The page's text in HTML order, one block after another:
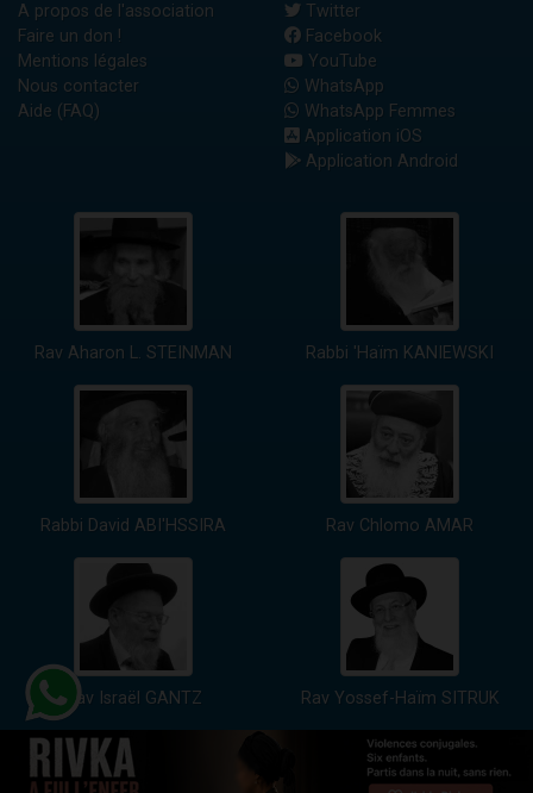
A propos de l'association
Faire un don !
Mentions légales
Nous contacter
Aide (FAQ)
Twitter
Facebook
YouTube
WhatsApp
WhatsApp Femmes
Application iOS
Application Android
Rav Aharon L. STEINMAN Rabbi 'Haïm KANIEWSKI
Rabbi David ABI'HSSIRA Rav Chlomo AMAR
Rav Israël GANTZ Rav Yossef-Haïm SITRUK